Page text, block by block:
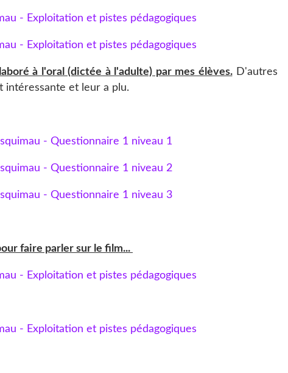
à l'oral (dictée à l'adulte) par mes élèves.D'autres
et leur a plu.
faire parler sur le film...